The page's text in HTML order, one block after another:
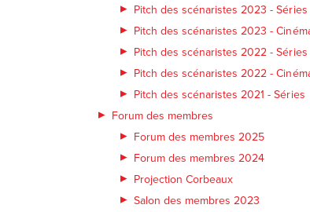
Pitch des scénaristes 2023 - Séries
Pitch des scénaristes 2023 -
Pitch des scénaristes 2022 - Séries
Pitch des scénaristes 2022 -
Pitch des scénaristes 2021 - Séries
Forum des membres
Forum des membres 2025
Forum des membres 2024
Projection Corbeaux
Salon des membres 2023